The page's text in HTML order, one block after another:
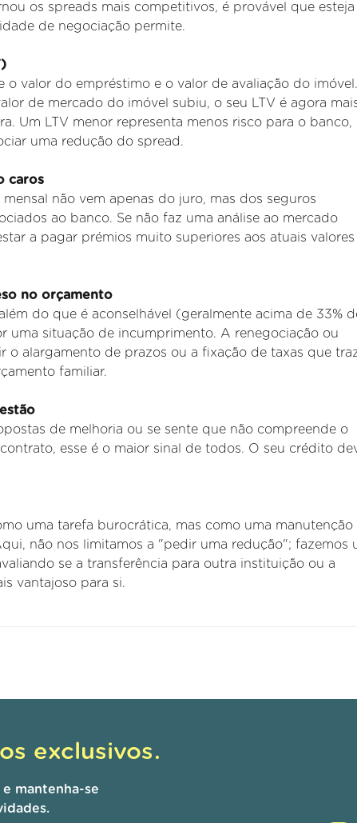
os spreads mais competitivos, é provável que esteja
de negociação permite.
o valor do empréstimo e o valor de avaliação do
de mercado do imóvel subiu, o seu LTV é agora
Um LTV menor representa menos risco para o banco,
uma redução do spread.
caros
não vem apenas do juro, mas dos seguros
ao banco. Se não faz uma análise ao mercado
a pagar prémios muito superiores aos atuais valores
no orçamento
do que é aconselhável (geralmente acima de 33%
uma situação de incumprimento. A renegociação ou
alargamento de prazos ou a fixação de taxas que
familiar.
de melhoria ou se sente que não compreende o
esse é o maior sinal de todos. O seu crédito
uma tarefa burocrática, mas como uma manutenção
não nos limitamos a "pedir uma redução"; fazemos
se a transferência para outra instituição ou a
vantajoso para si.
exclusivos.
mantenha-se